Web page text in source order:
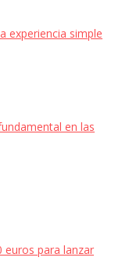
experiencia simple
en las
euros para lanzar